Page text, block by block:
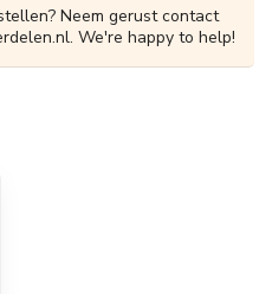
Neem gerust contact
. We're happy to help!